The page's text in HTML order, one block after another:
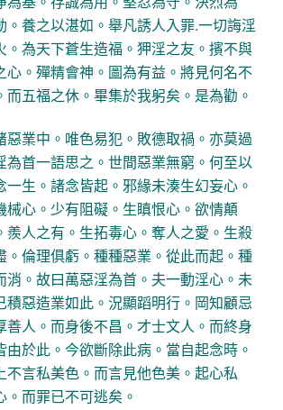
。養之以湛如。舉凡誘人入罪.一切誨淫
。為天下蒼生造福。狎淫之友。擯不與
心。殫精會神。圖為有益。將見何名不
而五福之休。畢集於我躬矣。是為勸。
業中。唯色易犯。敗德取禍。亦莫過
為首一語思之。世間惡業無窮。何至以
一生。諸念皆起。邪緣未湊生幻妄心。
械心。少有阻礙。生瞋恨心。欲情顛
羨人之有。生拓毒心。奪人之愛。生殺
。倫理俱虧。種種惡業。從此而起。種
消。故曰萬惡淫為首。夫一動淫心。未
積惡造業如此。況顯蹈明行。岡知顧忌
善人。而身後不昌。才士文人。而終身
由於此。今欲斷除此病。當自起念時。
不言私美色。而言見他色美。起心私
。而罪已不可逃矣。